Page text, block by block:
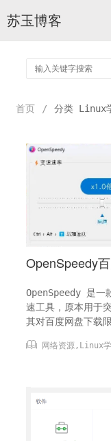
苏玉博客
首页 / 分类 Linux
OpenSpeedy
OpenSpeedy 是一
速工具，原本用于
其对百度网盘下载
加速，实测下载速
 网络资源 , Linux